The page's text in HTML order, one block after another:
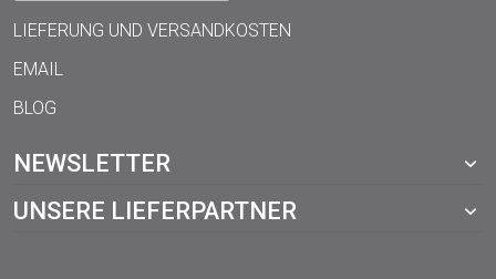
LIEFERUNG UND VERSANDKOSTEN
EMAIL
BLOG
NEWSLETTER
UNSERE LIEFERPARTNER